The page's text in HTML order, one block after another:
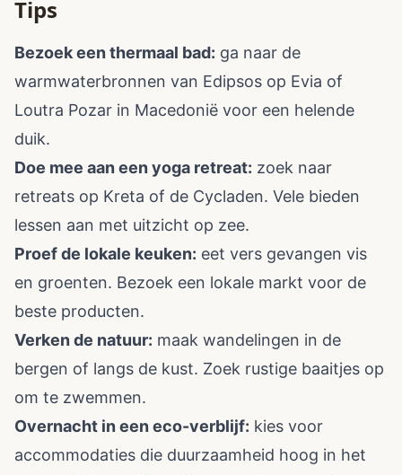
Tips
Bezoek een thermaal bad: ga naar de
warmwaterbronnen van Edipsos op Evia of
Loutra Pozar in Macedonië voor een helende
duik.
Doe mee aan een yoga retreat: zoek naar
retreats op Kreta of de Cycladen. Vele bieden
lessen aan met uitzicht op zee.
Proef de lokale keuken: eet vers gevangen vis
en groenten. Bezoek een lokale markt voor de
beste producten.
Verken de natuur: maak wandelingen in de
bergen of langs de kust. Zoek rustige baaitjes op
om te zwemmen.
Overnacht in een eco-verblijf: kies voor
accommodaties die duurzaamheid hoog in het